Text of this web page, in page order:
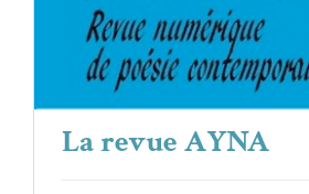
La revue AYNA